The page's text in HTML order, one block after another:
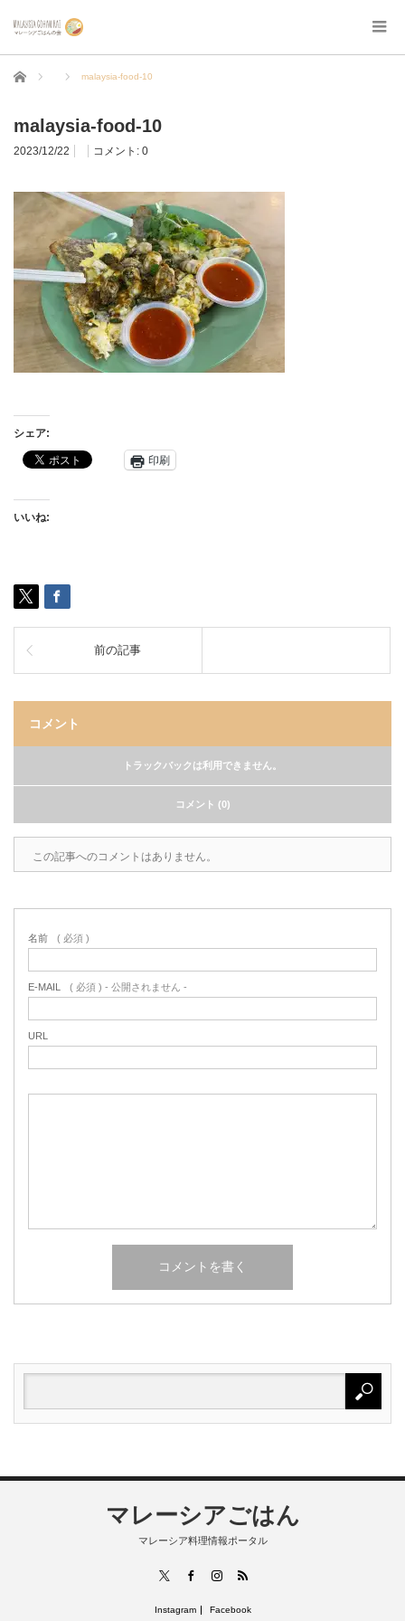
ホーム malaysia-food-10
malaysia-food-10
2023/12/22 コメント: 0
シェア:
印刷
いいね:
前の記事
コメント
トラックバックは利用できません。
コメント (0)
この記事へのコメントはありません。
名前 ( 必須 )
E-MAIL ( 必須 ) - 公開されません -
URL
マレーシアごはん
マレーシア料理情報ポータル
FacebookInstagram
RSS
Instagram Facebook